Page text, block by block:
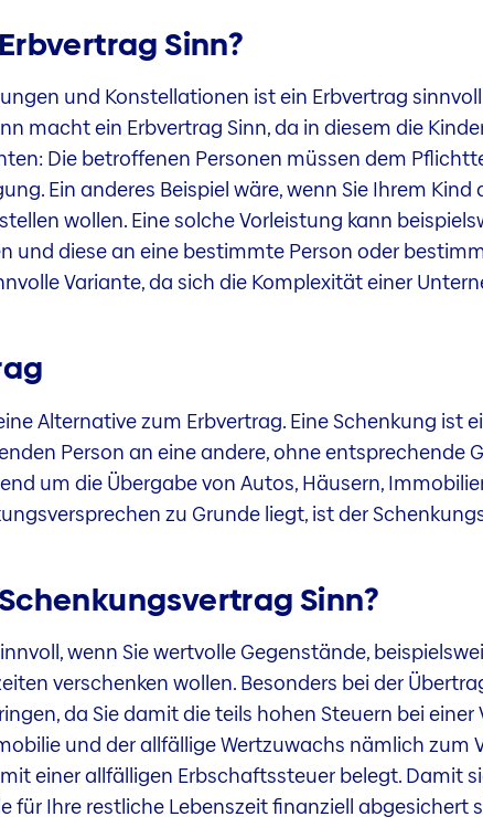
Sinn?
und Konstellationen ist ein Erbvertrag
macht ein Erbvertrag Sinn, da in diesem die
Die betroffenen Personen müssen dem
Ein anderes Beispiel wäre, wenn Sie Ihrem
wollen. Eine solche Vorleistung kann
und diese an eine bestimmte Person oder
Variante, da sich die Komplexität einer
Alternative zum Erbvertrag. Eine Schenkung ist
Person an eine andere, ohne entsprechende
um die Übergabe von Autos, Häusern,
zu Grunde liegt, ist der
Sinn?
wenn Sie wertvolle Gegenstände,
verschenken wollen. Besonders bei der
da Sie damit die teils hohen Steuern bei
und der allfällige Wertzuwachs nämlich zum
einer allfälligen Erbschaftssteuer belegt. Damit
für Ihre restliche Lebenszeit finanziell abgesichert